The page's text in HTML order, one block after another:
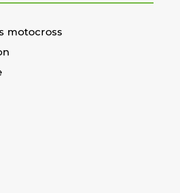
motocross